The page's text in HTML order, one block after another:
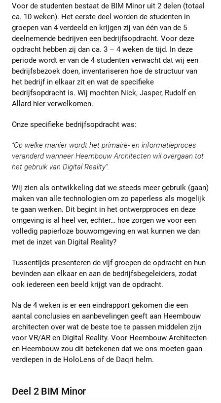
Voor de studenten bestaat de BIM Minor uit 2 delen (totaal
ca. 10 weken). Het eerste deel worden de studenten in
groepen van 4 verdeeld en krijgen zij van één van de 5
deelnemende bedrijven een bedrijfsopdracht. Voor deze
opdracht hebben zij dan ca. 3 – 4 weken de tijd. In deze
periode wordt er van de 4 studenten verwacht dat wij een
bedrijfsbezoek doen, inventariseren hoe de structuur van
het bedrijf in elkaar zit en wat de specifieke
bedrijfsopdracht is. Wij mochten Nick, Jasper, Rudolf en
Allard hier verwelkomen.
Onze specifieke bedrijfsopdracht was:
“Op welke manier wordt het primaire- en informatieproces
veranderd wanneer Heembouw Architecten wil overgaan tot
het gebruik van Digital Reality”.
Wij zien als ontwikkeling dat we steeds meer gebruik (gaan)
maken van alle technologien om zo paperless als mogelijk
te gaan werken. Dit begint in het ontwerpproces en deze
omgeving is al heel ver, echter… hoe zorgen we voor een
volledig papierloze bouwomgeving en wat kunnen we dan
met de inzet van Digital Reality?
Tussentijds presenteren de vijf groepen de opdracht en hun
bevinden aan elkaar en aan de bedrijfsbegeleiders, zodat
ook iedereen een beeld krijgt van de opdracht.
Na de 4 weken is er een eindrapport gekomen die een
aantal conclusies en aanbevelingen geeft aan Heembouw
architecten over wat de beste toe te passen middelen zijn
voor VR/AR en Digital Reality. Voor Heembouw Architecten
en Heembouw zou dit betekenen dat we ons moeten gaan
verdiepen in de HoloLens of de Daqri helm.
Deel 2 BIM Minor